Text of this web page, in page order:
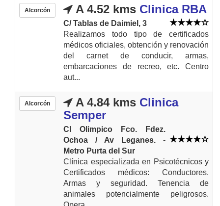
Alcorcón A 4.52 kms Clinica RBA
C/ Tablas de Daimiel, 3
Realizamos todo tipo de certificados
médicos oficiales, obtención y renovación
del carnet de conducir, armas,
embarcaciones de recreo, etc. Centro
aut...
Alcorcón A 4.84 kms Clinica
Semper
Cl Olimpico Fco. Fdez.
Ochoa / Av Leganes. -
Metro Purta del Sur
Clínica especializada en Psicotécnicos y
Certificados médicos: Conductores.
Armas y seguridad. Tenencia de
animales potencialmente peligrosos.